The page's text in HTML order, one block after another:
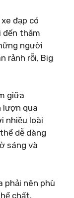
đạp có
đến thăm
người
rảnh rỗi, Big
giữa
lượn qua
nhiều loài
dễ dàng
sáng và
phải nên phù
chất.